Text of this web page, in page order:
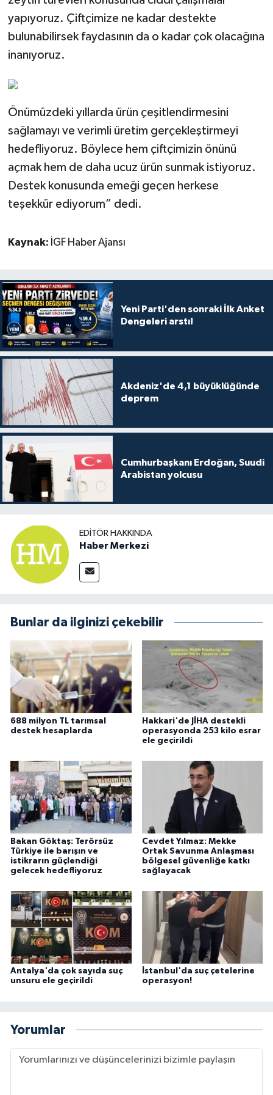
yapıyoruz. Çiftçimize ne kadar destekte
bulunabilirsek faydasının da o kadar çok olacağına
inanıyoruz.
Önümüzdeki yıllarda ürün çeşitlendirmesini
sağlamayı ve verimli üretim gerçekleştirmeyi
hedefliyoruz. Böylece hem çiftçimizin önünü
açmak hem de daha ucuz ürün sunmak istiyoruz.
Destek konusunda emeği geçen herkese
teşekkür ediyorum” dedi.
Kaynak: İGF Haber Ajansı
Yeni Parti'den sonraki İlk Anket
Dengeleri arstı!
Akdeniz'de 4,1 büyüklüğünde
deprem
Cumhurbaşkanı Erdoğan, Suudi
Arabistan yolcusu
EDITÖR HAKKINDA
Haber Merkezi
Bunlar da ilginizi çekebilir
688 milyon TL tarımsal
destek hesaplarda
Hakkari'de JİHA destekli
operasyonda 253 kilo esrar
ele geçirildi
Bakan Göktaş: Terörsüz
Türkiye ile barışın ve
istikrarın güçlendiği
gelecek hedefliyoruz
Cevdet Yılmaz: Mekke
Ortak Savunma Anlaşması
bölgesel güvenliğe katkı
sağlayacak
Antalya'da çok sayıda suç
unsuru ele geçirildi
İstanbul'da suç çetelerine
operasyon!
Yorumlar